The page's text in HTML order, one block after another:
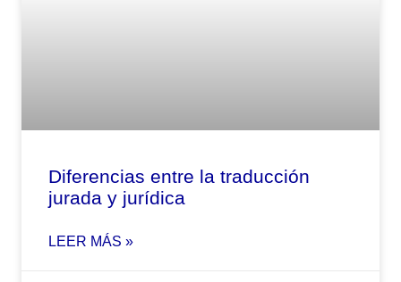
Diferencias entre la traducción
jurada y jurídica
LEER MÁS »